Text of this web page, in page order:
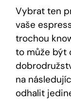
Vybrat ten
vaše
trochou
to může být
na
odhalit